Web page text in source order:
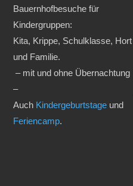
Bauernhofbesuche für
Kindergruppen:
Kita, Krippe, Schulklasse, Hort
und Familie.
– mit und ohne Übernachtung
–
Auch Kindergeburtstage und
Feriencamp.